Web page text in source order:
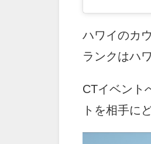
ハワイのカ
ランクはハ
CTイベント
トを相手に